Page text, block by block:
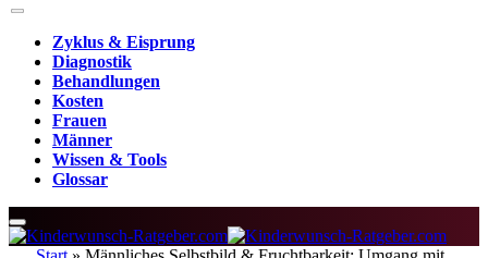
Zyklus & Eisprung
Diagnostik
Behandlungen
Kosten
Frauen
Männer
Wissen & Tools
Glossar